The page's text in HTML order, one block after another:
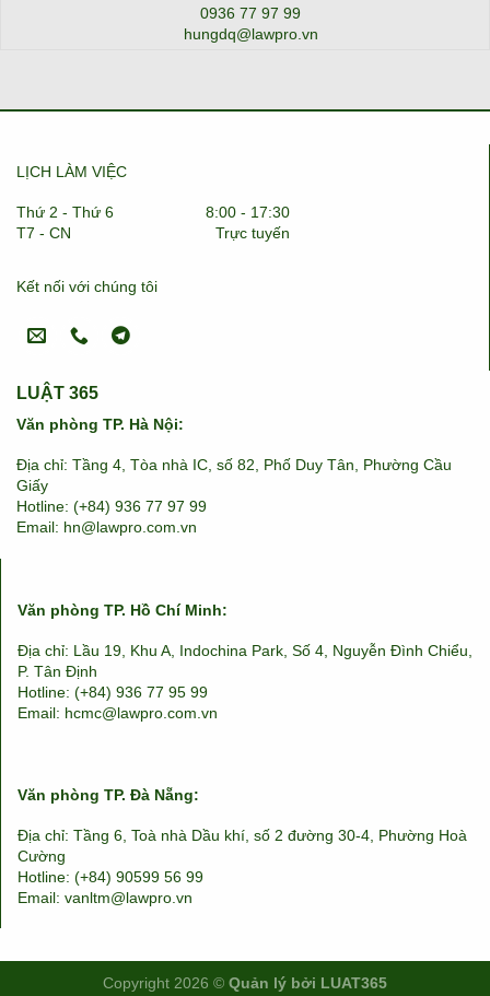
0936 77 97 99
hungdq@lawpro.vn
LỊCH LÀM VIỆC
Thứ 2 - Thứ 6
8:00 - 17:30
T7 - CN
Trực tuyến
Kết nối với chúng tôi
LUẬT 365
Văn phòng TP. Hà Nội:
Địa chỉ: Tầng 4, Tòa nhà IC, số 82, Phố Duy Tân, Phường Cầu
Giấy
Hotline: (+84) 936 77 97 99
Email: hn@lawpro.com.vn
Văn phòng TP. Hồ Chí Minh:
Địa chỉ: Lầu 19, Khu A, Indochina Park, Số 4, Nguyễn Đình Chiểu,
P. Tân Định
Hotline: (+84) 936 77 95 99
Email: hcmc@lawpro.com.vn
Văn phòng TP. Đà Nẵng:
Địa chỉ: Tầng 6, Toà nhà Dầu khí, số 2 đường 30-4, Phường Hoà
Cường
Hotline: (+84) 90599 56 99
Email: vanltm@lawpro.vn
Copyright 2026 © Quản lý bởi LUAT365